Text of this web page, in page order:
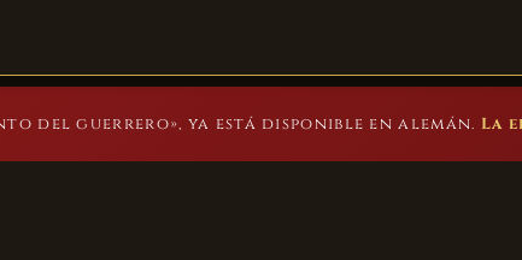
del guerrero», ya está disponible en alemán. La